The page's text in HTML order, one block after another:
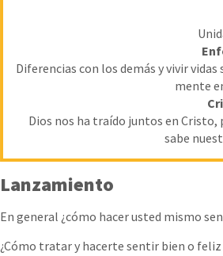
Diferencias con los demás y vivir
mente
Dios nos ha traído juntos en Cristo,
sabe
Lanzamiento
En general ¿cómo hacer usted mismo
¿Cómo tratar y hacerte sentir bien o